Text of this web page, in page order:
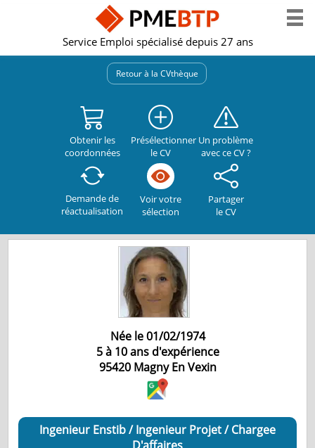
Service Emploi spécialisé depuis 27 ans
Retour à la CVthèque
Obtenir les
coordonnées
Présélectionner
le CV
Un problème
avec ce CV ?
Demande de
réactualisation
Voir votre
sélection
Partager
le CV
Née le 01/02/1974
5 à 10 ans d'expérience
95420 Magny En Vexin
Ingenieur Enstib / Ingenieur Projet / Chargee